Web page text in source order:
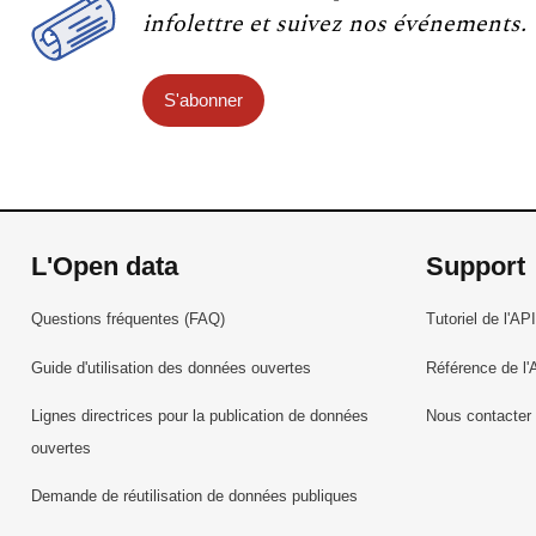
infolettre et suivez nos événements.
S'abonner
L'Open data
Questions fréquentes (FAQ)
Guide d'utilisation des données ouvertes
Lignes directrices pour la publication de données
ouvertes
Demande de réutilisation de données publiques
Support
Tutoriel de l'API
Référence de
Nous contacter